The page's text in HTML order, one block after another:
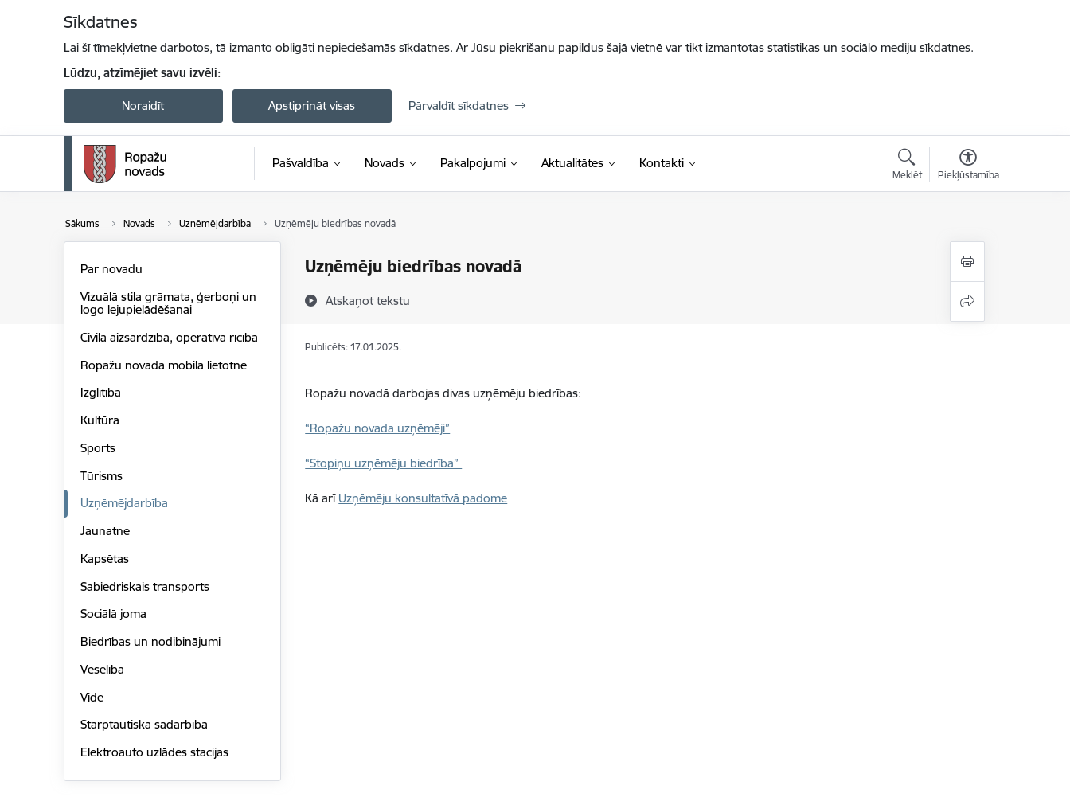
Sīkdatnes
Lai šī tīmekļvietne darbotos, tā izmanto obligāti nepieciešamās sīkdatnes. Ar Jūsu piekrišanu papildus šajā vietnē var tikt izmantotas statistikas un sociālo mediju sīkdatnes.
Lūdzu, atzīmējiet savu izvēli:
Noraidīt Apstiprināt visas Pārvaldīt sīkdatnes
Pašvaldība Novads Pakalpojumi Aktualitātes Kontakti
Meklēt Piekļūstamība
Sākums Novads Uzņēmējdarbība Uzņēmēju biedrības novadā
Uzņēmēju biedrības novadā
Atskaņot tekstu
Par novadu
Vizuālā stila grāmata, ģerboņi un
logo lejupielādēšanai
Civilā aizsardzība, operatīvā rīcība
Ropažu novada mobilā lietotne
Izglītība
Kultūra
Sports
Tūrisms
Uzņēmējdarbība
Jaunatne
Kapsētas
Sabiedriskais transports
Sociālā joma
Biedrības un nodibinājumi
Veselība
Vide
Starptautiskā sadarbība
Elektroauto uzlādes stacijas
Publicēts: 17.01.2025.
Ropažu novadā darbojas divas uzņēmēju biedrības:
“Ropažu novada uzņēmēji”
“Stopiņu uzņēmēju biedrība”
Kā arī Uzņēmēju konsultatīvā padome